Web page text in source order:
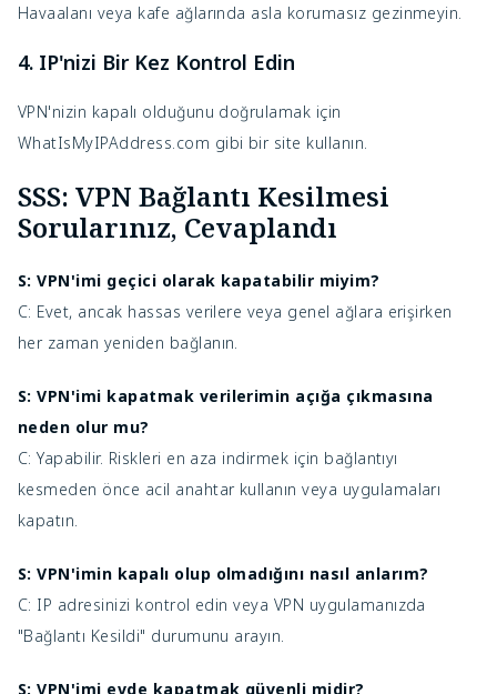
Havaalanı veya kafe ağlarında asla korumasız gezinmeyin.
4. IP'nizi Bir Kez Kontrol Edin
VPN'nizin kapalı olduğunu doğrulamak için
WhatIsMyIPAddress.com gibi bir site kullanın.
SSS: VPN Bağlantı Kesilmesi
Sorularınız, Cevaplandı
S: VPN'imi geçici olarak kapatabilir miyim?
C: Evet, ancak hassas verilere veya genel ağlara erişirken
her zaman yeniden bağlanın.
S: VPN'imi kapatmak verilerimin açığa çıkmasına
neden olur mu?
C: Yapabilir. Riskleri en aza indirmek için bağlantıyı
kesmeden önce acil anahtar kullanın veya uygulamaları
kapatın.
S: VPN'imin kapalı olup olmadığını nasıl anlarım?
C: IP adresinizi kontrol edin veya VPN uygulamanızda
"Bağlantı Kesildi" durumunu arayın.
S: VPN'imi evde kapatmak güvenli midir?